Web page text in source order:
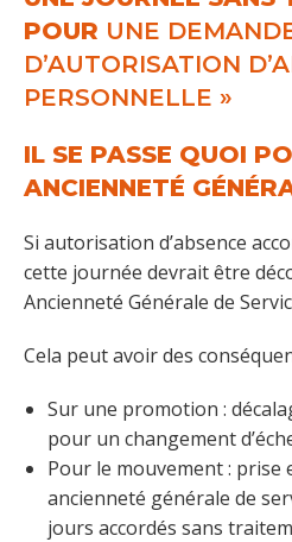
POUR UNE
D’AUTORISATION
PERSONNELLE »
IL SE PASSE QUOI
ANCIENNETÉ
Si autorisation d’absence
cette journée devrait être
Ancienneté Générale de
Cela peut avoir des
Sur une promotion :
pour un changement
Pour le mouvement : prise
ancienneté générale de
jours accordés sans